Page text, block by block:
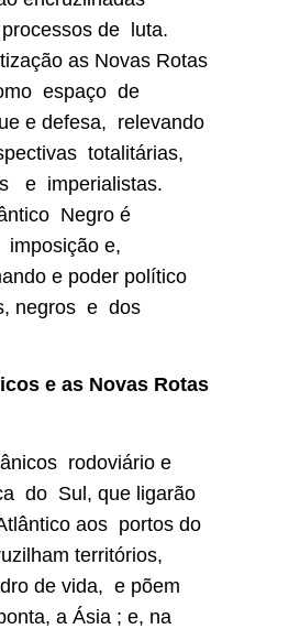
de luta.
as Novas Rotas
espaço de
e defesa, relevando
totalitárias,
e imperialistas.
Negro é
e,
e poder político
negros e dos
e as Novas Rotas
rodoviário e
do Sul, que ligarão
aos portos do
territórios,
de vida, e põem
a Ásia ; e, na